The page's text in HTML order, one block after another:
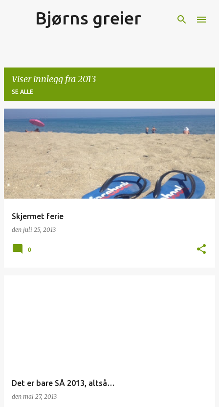
Gå til hovedinnhold
Bjørns greier
Viser innlegg fra 2013
SE ALLE
n
n
e
g
Skjermet ferie
den juli 25, 2013
0
Det er bare SÅ 2013, altså…
den mai 27, 2013